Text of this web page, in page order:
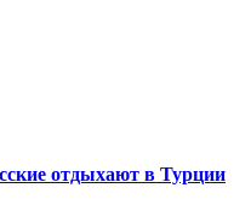
отдыхают в Турции